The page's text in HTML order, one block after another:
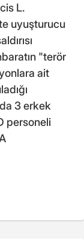
L.
uyuşturucu
"terör
ait
3 erkek
personeli